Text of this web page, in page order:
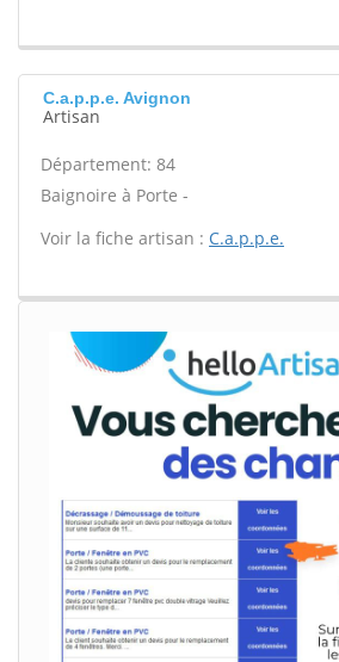
C.a.p.p.e. Avignon
Artisan
Département: 84
Baignoire à Porte -
Voir la fiche artisan : C.a.p.p.e.